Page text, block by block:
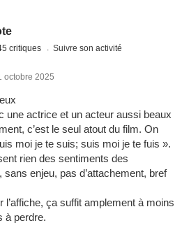
critiques Suivre son activité
octobre 2025
une actrice et un acteur aussi beaux
c’est le seul atout du film. On
moi je te suis; suis moi je te fuis ».
rien des sentiments des
sans enjeu, pas d’attachement, bref
ça suffit amplement à moins
à perdre.